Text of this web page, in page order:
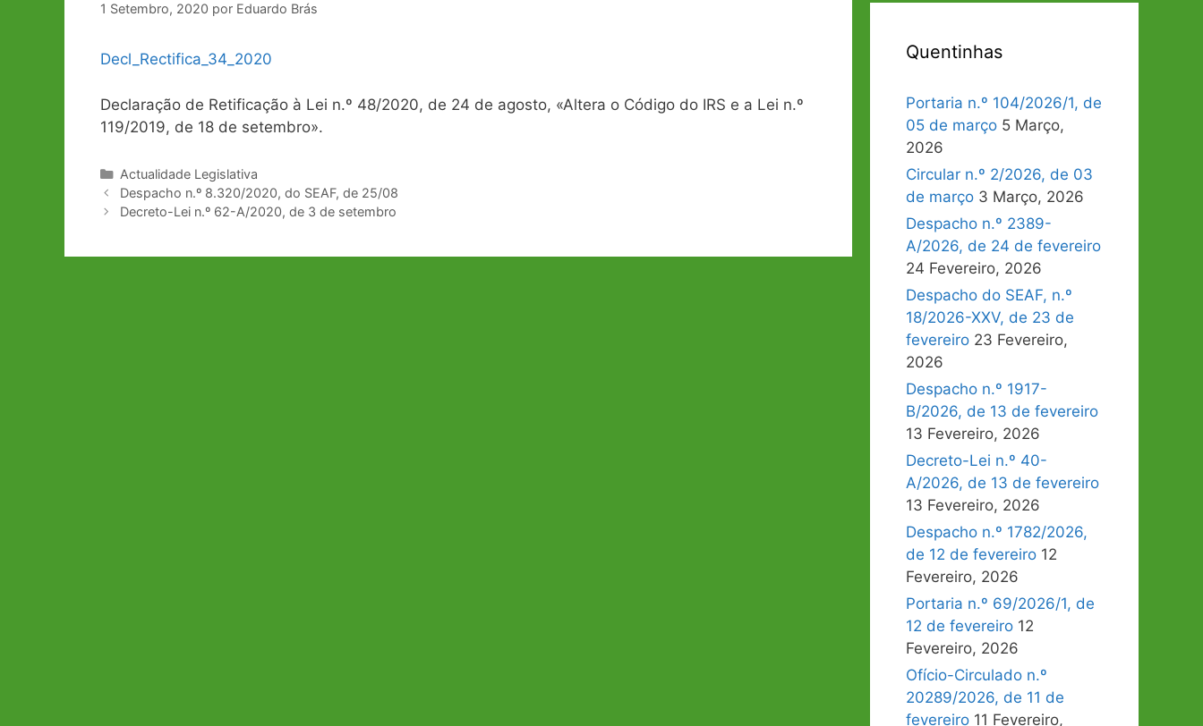
1 Setembro, 2020 por Eduardo Brás
Decl_Rectifica_34_2020
Declaração de Retificação à Lei n.º 48/2020, de 24 de agosto, «Altera o Código do IRS e a Lei n.º
119/2019, de 18 de setembro».
Categorias
Actualidade Legislativa
Navegação
de
Despacho n.º 8.320/2020, do SEAF, de 25/08
Decreto-Lei n.º 62-A/2020, de 3 de setembro
Quentinhas
Portaria n.º 104/2026/1, de
05 de março 5 Março,
2026
Circular n.º 2/2026, de 03
de março 3 Março, 2026
Despacho n.º 2389-
A/2026, de 24 de fevereiro
24 Fevereiro, 2026
Despacho do SEAF, n.º
18/2026-XXV, de 23 de
fevereiro 23 Fevereiro,
2026
Despacho n.º 1917-
B/2026, de 13 de fevereiro
13 Fevereiro, 2026
Decreto-Lei n.º 40-
A/2026, de 13 de fevereiro
13 Fevereiro, 2026
Despacho n.º 1782/2026,
de 12 de fevereiro 12
Fevereiro, 2026
Portaria n.º 69/2026/1, de
12 de fevereiro 12
Fevereiro, 2026
Ofício-Circulado n.º
20289/2026, de 11 de
fevereiro 11 Fevereiro,